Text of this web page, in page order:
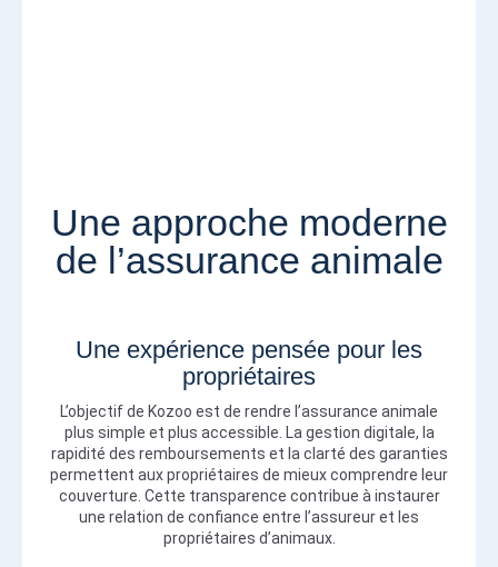
Une approche moderne
de l’assurance animale
Une expérience pensée pour les
propriétaires
L’objectif de Kozoo est de rendre l’assurance animale
plus simple et plus accessible. La gestion digitale, la
rapidité des remboursements et la clarté des garanties
permettent aux propriétaires de mieux comprendre leur
couverture. Cette transparence contribue à instaurer
une relation de confiance entre l’assureur et les
propriétaires d’animaux.